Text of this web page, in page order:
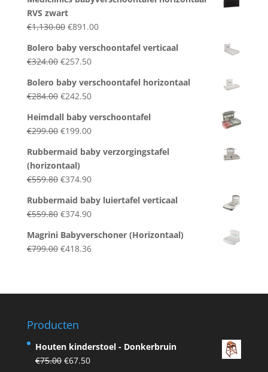
RVS zwart
€1,130.00 Original
was:
€1,130.00.
€891.00Current
is:
Bolero baby verschoontafel verticaal
€324.00 Original
was:
€324.00.
€257.50Current
is:
€257.50.
Bolero baby verschoontafel horizontaal
€284.00 Original
was:
€284.00.
€242.50Current
is:
€242.50.
Heimdall baby verschoontafel
€299.00 Original
was:
€299.00.
€199.00Current
is:
Rubbermaid baby verzorgingstafel
(horizontaal)
€559.80 Original
was:
€559.80.
€374.90Current
is:
€374.90.
Rubbermaid baby luiertafel verticaal
€559.80 Original
was:
€559.80.
€374.90Current
is:
€374.90.
Magrini Babyverschoner (Horizontaal)
€799.00 Original
€418.36Current
Producten
Houten kinderstoel - Donkerbruin
€75.00 Original
€67.50Current